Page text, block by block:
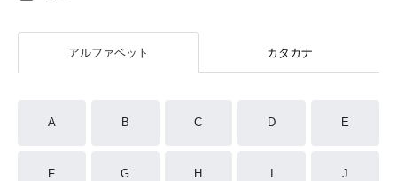
アルファベット カタカナ
A B C D E
F G H J